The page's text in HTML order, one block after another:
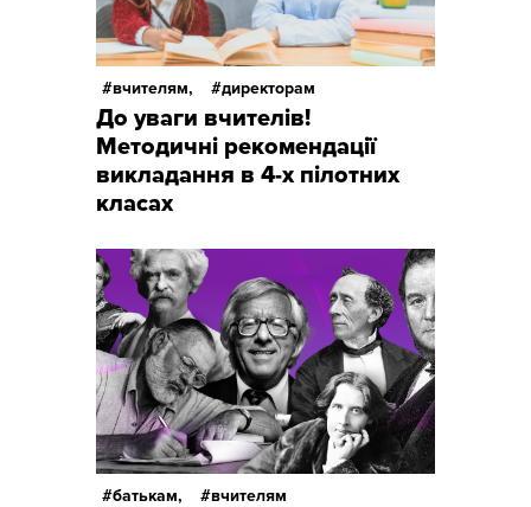
вчителям, директорам
До уваги вчителів!
Методичні рекомендації
викладання в 4-х пілотних
класах
батькам, вчителям